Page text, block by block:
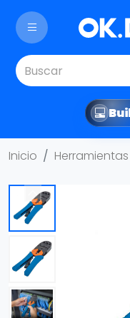
Inicio Herramientas